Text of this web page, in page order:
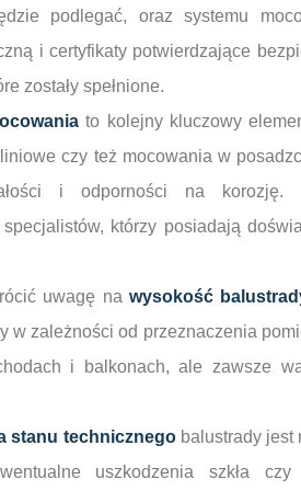
podlegać, oraz systemu
i certyfikaty potwierdzające
zostały spełnione.
to kolejny kluczowy
czy też mocowania w
i odporności na
którzy posiadają
uwagę na wysokość
w zależności od przeznaczenia
i balkonach, ale zawsze
stanu technicznegobalustrady jest
uszkodzenia szkła